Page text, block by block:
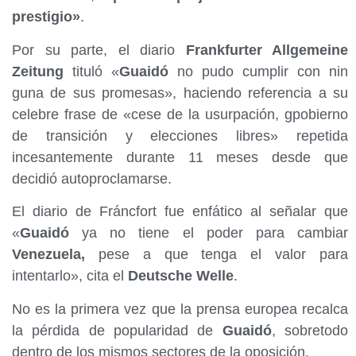
prestigio».
Por su parte, el diario Frankfurter Allgemeine
Zeitung tituló «Guaidó no pudo cumplir con nin
guna de sus promesas», haciendo referencia a su
celebre frase de «cese de la usurpación, gpobierno
de transición y elecciones libres» repetida
incesantemente durante 11 meses desde que
decidió autoproclamarse.
El diario de Fráncfort fue enfático al señalar que
«Guaidó ya no tiene el poder para cambiar
Venezuela, pese a que tenga el valor para
intentarlo», cita el Deutsche Welle.
No es la primera vez que la prensa europea recalca
la pérdida de popularidad de Guaidó, sobretodo
dentro de los mismos sectores de la oposición.